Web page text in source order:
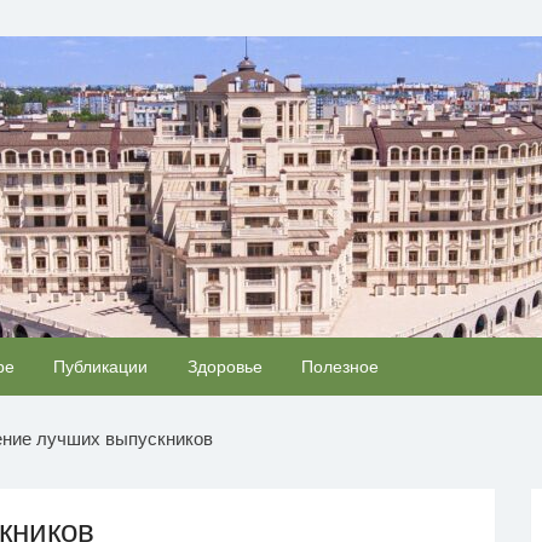
Публикации Здоровье Полезное
лучших выпускников
Ролик длится несколько секунд, а смеяться вы
будете долго